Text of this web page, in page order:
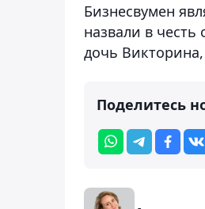
Бизнесвумен
назвали в
дочь
Поделитесь